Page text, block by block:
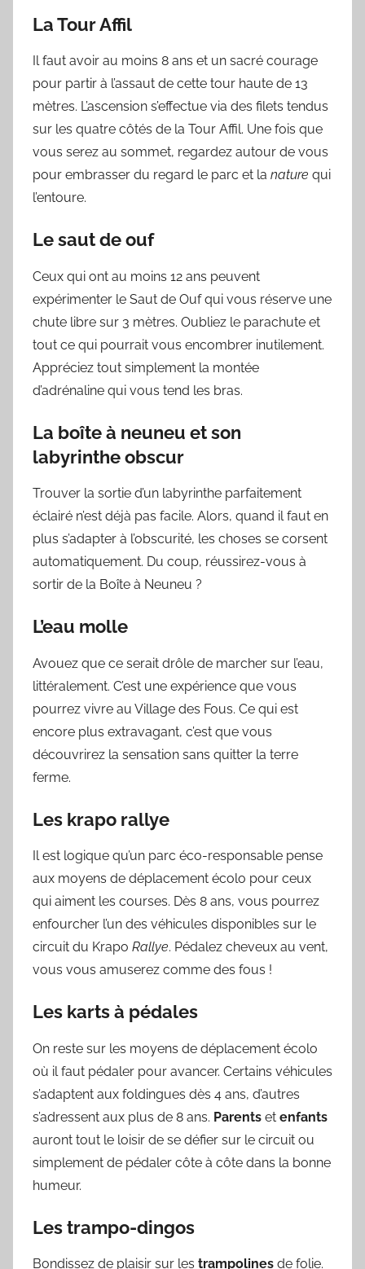
La Tour Affil
Il faut avoir au moins 8 ans et un sacré courage
pour partir à l’assaut de cette tour haute de 13
mètres. L’ascension s’effectue via des filets tendus
sur les quatre côtés de la Tour Affil. Une fois que
vous serez au sommet, regardez autour de vous
pour embrasser du regard le parc et la nature qui
l’entoure.
Le saut de ouf
Ceux qui ont au moins 12 ans peuvent
expérimenter le Saut de Ouf qui vous réserve une
chute libre sur 3 mètres. Oubliez le parachute et
tout ce qui pourrait vous encombrer inutilement.
Appréciez tout simplement la montée
d’adrénaline qui vous tend les bras.
La boîte à neuneu et son
labyrinthe obscur
Trouver la sortie d’un labyrinthe parfaitement
éclairé n’est déjà pas facile. Alors, quand il faut en
plus s’adapter à l’obscurité, les choses se corsent
automatiquement. Du coup, réussirez-vous à
sortir de la Boîte à Neuneu ?
L’eau molle
Avouez que ce serait drôle de marcher sur l’eau,
littéralement. C’est une expérience que vous
pourrez vivre au Village des Fous. Ce qui est
encore plus extravagant, c’est que vous
découvrirez la sensation sans quitter la terre
ferme.
Les krapo rallye
Il est logique qu’un parc éco-responsable pense
aux moyens de déplacement écolo pour ceux
qui aiment les courses. Dès 8 ans, vous pourrez
enfourcher l’un des véhicules disponibles sur le
circuit du Krapo Rallye. Pédalez cheveux au vent,
vous vous amuserez comme des fous !
Les karts à pédales
On reste sur les moyens de déplacement écolo
où il faut pédaler pour avancer. Certains véhicules
s’adaptent aux foldingues dès 4 ans, d’autres
s’adressent aux plus de 8 ans. Parents et enfants
auront tout le loisir de se défier sur le circuit ou
simplement de pédaler côte à côte dans la bonne
humeur.
Les trampo-dingos
Bondissez de plaisir sur les trampolines de folie.